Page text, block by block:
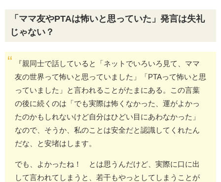
「ママ友やPTAは怖いと思っていた」発言は失礼
じゃない？
『親同士で話していると「ネットでいろいろ見て、ママ
友の世界って怖いと思っていました」「PTAって怖いと思
っていました」と言われることがたまにある。この言葉
の後に続くのは「でも実際は怖くなかった、運がよかっ
たのかもしれないけど自分はひどい目にあわなかった」
なので、そうか、私のことは安全だと認識してくれたん
だな、と安堵はします。
でも、よかったね！ とは思うんだけど、実際に口に出
して言われてしまうと、若干もやっとしてしまうことが